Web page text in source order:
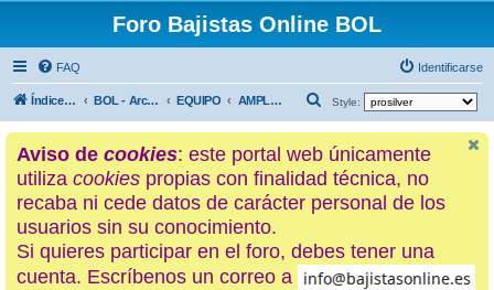
Foro Bajistas Online BOL
FAQ Identificarse
Índice general BOL - Archivo histórico EQUIPO AMPLIS Y PANTALLAS Style:
u
c
a
Aviso de cookies: este portal web únicamente
utiliza cookies propias con finalidad técnica, no
recaba ni cede datos de carácter personal de los
usuarios sin su conocimiento.
Si quieres participar en el foro, debes tener una
cuenta. Escríbenos un correo a